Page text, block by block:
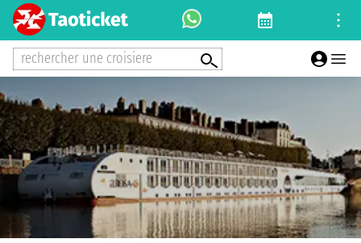
rechercher une croisiere